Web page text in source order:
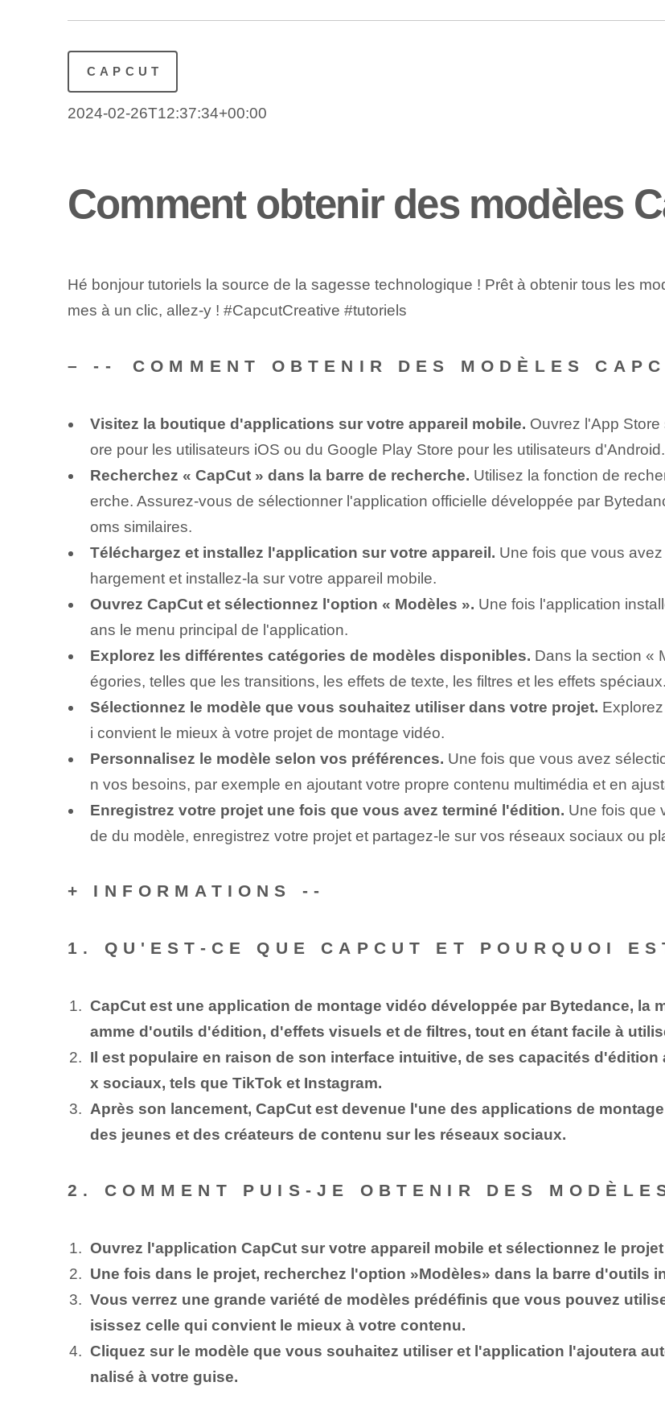
CAPCUT
2024-02-26T12:37:34+00:00
Comment obtenir des modèles
Hé ‍bonjour tutoriels‍ la source de la ⁢sagesse technologique ! Prêt à obtenir tous les
mes ⁤à un clic⁢, allez-y ! ⁣#CapcutCreative #tutoriels
– -- ⁢COMMENT OBTENIR DES MODÈLES
Visitez la boutique d'applications sur⁢ votre⁤ appareil mobile. ⁣Ouvrez l'‌App
ore pour⁢ les utilisateurs iOS⁣ ou du Google Play Store pour⁤ les utilisateurs d'Android.
Recherchez « CapCut » dans la barre de recherche. Utilisez la fonction de
erche. Assurez-vous de sélectionner l'application officielle développée par
oms similaires.
Téléchargez ‌et installez l'application⁤ sur votre ⁢appareil. Une fois que vous
hargement et installez-la sur votre appareil mobile.
Ouvrez CapCut et sélectionnez l'option « Modèles ». Une fois l'application
ans le menu principal de l'application.
Explorez les ⁢différentes catégories de‍ modèles ⁢disponibles. Dans la section «
égories, telles que les transitions, les effets de texte, les filtres et les effets spéciaux.
Sélectionnez le modèle que vous souhaitez utiliser dans votre projet.
i convient le mieux à votre projet de montage vidéo.
Personnalisez le modèle selon vos préférences. Une fois que vous avez
n vos besoins, par exemple en ajoutant votre propre contenu multimédia et en
Enregistrez votre projet une fois que vous avez terminé l'édition. Une fois que
de du modèle, enregistrez votre projet et partagez-le sur vos réseaux sociaux ou
+ INFORMATIONS --
1. QU'EST-CE QUE CAPCUT ET POURQUOI
CapCut est une application de montage vidéo développée par Bytedance, la
amme d'outils d'édition, d'effets visuels et de filtres, tout en étant facile à
Il est populaire en raison de son interface intuitive, de ses capacités
x sociaux, tels que TikTok et Instagram.
Après son lancement, CapCut est devenue l'une des applications de
des jeunes et des créateurs de contenu sur les réseaux sociaux.
2. COMMENT PUIS-JE OBTENIR DES
Ouvrez l'application CapCut sur votre appareil mobile et sélectionnez le
Une fois dans le projet, recherchez l'option ⁣»Modèles» dans la barre d'outils
Vous verrez une grande variété de modèles prédéfinis que vous pouvez
isissez celle qui convient le mieux à votre contenu.
Cliquez sur le modèle que vous souhaitez utiliser et l'application l'ajoutera
nalisé à votre guise.